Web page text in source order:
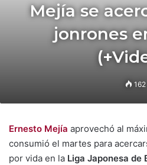
Mejía se
jonrones
162
Ernesto Mejía aprovechó al
consumió el martes para
por vida en la Liga Japonesa de